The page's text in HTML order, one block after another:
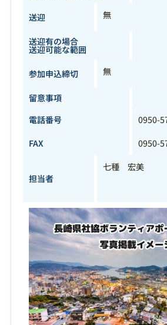
送迎 無
送迎有の場合
送迎可能な範囲
参加申込締切 無
留意事項
電話番号
0950-
FAX
0950-
担当者
七種 宏美